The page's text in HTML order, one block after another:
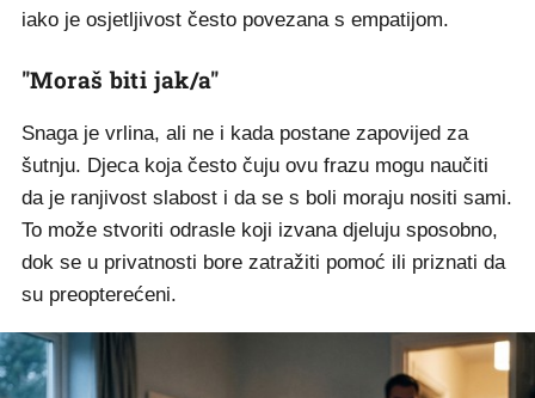
iako je osjetljivost često povezana s empatijom.
"Moraš biti jak/a"
Snaga je vrlina, ali ne i kada postane zapovijed za
šutnju. Djeca koja često čuju ovu frazu mogu naučiti
da je ranjivost slabost i da se s boli moraju nositi sami.
To može stvoriti odrasle koji izvana djeluju sposobno,
dok se u privatnosti bore zatražiti pomoć ili priznati da
su preopterećeni.